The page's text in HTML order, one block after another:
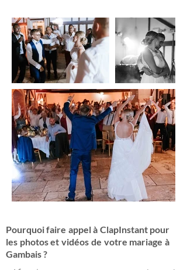
Pourquoi faire appel à ClapInstant pour
les photos et vidéos de votre mariage à
Gambais ?